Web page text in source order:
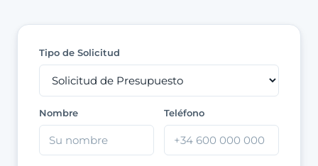
Tipo de Solicitud
Nombre Teléfono